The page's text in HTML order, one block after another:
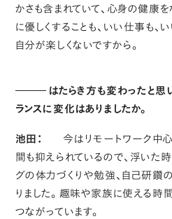
かさも含まれていて、心身の健康
に優しくすることも、いい仕事も、
自分が楽しくないですから。
はたらき方も変わったと思
ランスに変化はありましたか。
池田：
今はリモートワーク中
間も抑えられているので、浮いた
グの体力づくりや勉強、自己研鑽
りました。趣味や家族に使える時
つながっています。